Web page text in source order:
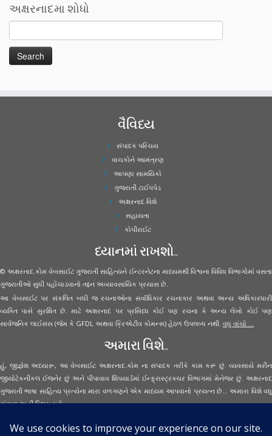
અક્ષરનાદમા શોધો
વૈવિધ્ય
સંપાદક પરિચય
વાચકોને આમંત્રણ
આપણા સામયિકો
ગુજરાતી ટાઈપપેડ
અક્ષરનાદ વિશે
સહાયતા
કોપીરાઈટ
ધ્યાનમાં રાખશો..
© અક્ષરનાદ.કોમ વેબસાઈટ ગુજરાતી સાહિત્યને ઈન્ટરનેટના માધ્યમથી વિશ્વના વિવિધ વિભાગોમાં વસતા
ગુજરાતીઓ સુધી પહોંચાડવાનો તદ્દન અવ્યાવસાયિક પ્રયાસ છે.
આ વેબસાઈટ પર સંકલિત બધી જ રચનાઓના સર્વાધિકાર રચનાકાર અથવા અન્ય અધિકારધારી
વ્યક્તિ પાસે સુરક્ષિત છે. માટે અક્ષરનાદ પર પ્રસિધ્ધ કોઈ પણ રચના કે અન્ય લેખો કોઈ પણ
સાર્વજનિક લાઈસંસ (જેમ કે GFDL અથવા ક્રિએટીવ કોમન્સ) હેઠળ ઉપલબ્ધ નથી. વધુ વાંચો ...
અમારા વિશે..
હું, જીજ્ઞેશ અધ્યારૂ, આ વેબસાઈટ અક્ષરનાદ.કોમ ના સંપાદક તરીકે કામ કરૂં છું. વ્યવસાયે મરીન
જીયોટેકનીકલ ઈજનેર છું અને પીપાવાવ શિપયાર્ડમાં ઈન્ફ્રાસ્ટ્રક્ચર વિભાગમાં મેનેજર છું. અક્ષરનાદ
ગુજરાતી ભાષા સાહિત્ય પ્રત્યેના મારા વળગણને એક માધ્યમ આપવાનો પ્રયત્ન છે... અમારા વિશે વધુ
વાંચવાઅહીં ક્લિક કરો...
Secured Site Assurance